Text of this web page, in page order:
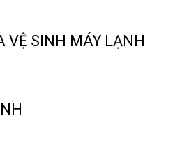
VỆ SINH MÁY LẠNH